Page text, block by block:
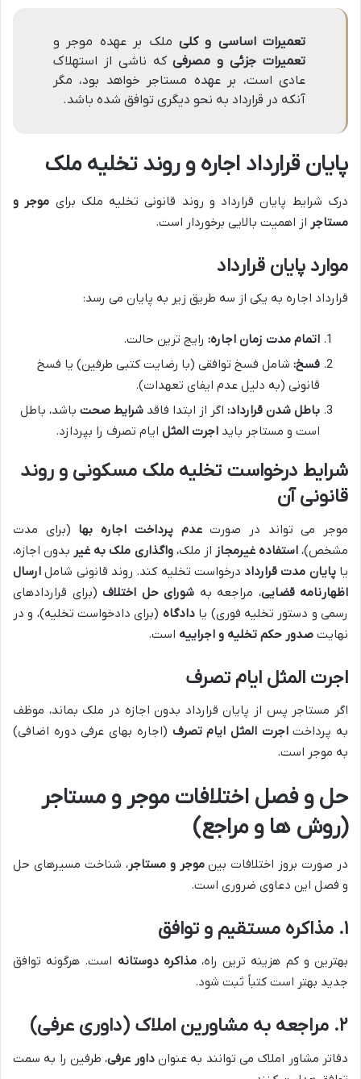
تعمیرات اساسی و کلی ملک بر عهده موجر و
تعمیرات جزئی و مصرفیکه ناشی از استهلاک
عادی است، بر عهده مستاجر خواهد بود، مگر
آنکه در قرارداد به نحو دیگری توافق شده باشد.
پایان قرارداد اجاره و روند تخلیه ملک
درک شرایط پایان قرارداد و روند قانونی تخلیه ملک برای موجر و
مستاجر از اهمیت بالایی برخوردار است.
موارد پایان قرارداد
قرارداد اجاره به یکی از سه طریق زیر به پایان می رسد:
اتمام مدت زمان اجاره: رایج ترین حالت.
فسخ: شامل فسخ توافقی (با رضایت کتبی طرفین) یا فسخ
قانونی (به دلیل عدم ایفای تعهدات).
باطل شدن قرارداد: اگر از ابتدا فاقد شرایط صحت باشد، باطل
است و مستاجر باید اجرت المثل ایام تصرف را بپردازد.
شرایط درخواست تخلیه ملک مسکونی و روند
قانونی آن
موجر می تواند در صورتعدم پرداخت اجاره بها (برای مدت
مشخص)،استفاده غیرمجاز از ملک،واگذاری ملک به غیر بدون اجازه،
یاپایان مدت قرارداد درخواست تخلیه کند. روند قانونی شامل ارسال
اظهارنامه قضایی، مراجعه به شورای حل اختلاف (برای قراردادهای
رسمی و دستور تخلیه فوری) یادادگاه (برای دادخواست تخلیه)، و در
نهایت صدور حکم تخلیه و اجراییه است.
اجرت المثل ایام تصرف
اگر مستاجر پس از پایان قرارداد بدون اجازه در ملک بماند، موظف
به پرداختاجرت المثل ایام تصرف (اجاره بهای عرفی دوره اضافی)
به موجر است.
حل و فصل اختلافات موجر و مستاجر
(روش ها و مراجع)
در صورت بروز اختلافات بینموجر و مستاجر، شناخت مسیرهای حل
و فصل این دعاوی ضروری است.
۱. مذاکره مستقیم و توافق
بهترین و کم هزینه ترین راه،مذاکره دوستانه است. هرگونه توافق
جدید بهتر است کتباً ثبت شود.
۲. مراجعه به مشاورین املاک (داوری عرفی)
دفاتر مشاور املاک می توانند به عنوانداور عرفی، طرفین را به سمت